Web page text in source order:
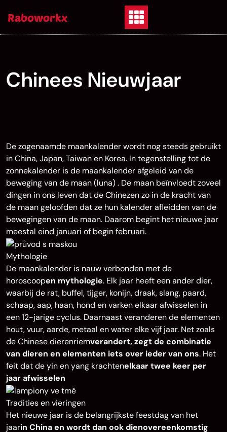
Raboworkx
Chinees Nieuwjaar
De zogenaamde maankalender wordt nog steeds gebruikt
in China, Japan, Taiwan en Korea. In tegenstelling tot de
zonnekalender is de maankalender afgeleid van de
beweging van de maan (luna). De maan beïnvloedt zoveel
dingen in ons leven dat de Chinezen zo in de kracht van
de maan geloofden dat ze hun kalender afleidden van de
bewegingen van de maan. Daarom begint het nieuwe jaar
meestal eind januari of begin februari.
Mythologie
De maankalender is nauw verbonden met de
horoscoopen mythologie. Elk jaar heeft een ander dier,
waarbij de rat, buffel, tijger, konijn, draak, slang, paard,
schaap, aap, haan, hond en varken elkaar afwisselen in
een 12-jarige cyclus. Daarnaast veranderen de elementen
hout, vuur, aarde, metaal en water elke vijf jaar. Net zoals
de Chinese dierenriemverandert, zegt de combinatie
van dieren en elementen iets over ieder van ons. Het
feit dat de yin en yang krachtenelkaar twee keer per
jaar afwisselen
Tradities en vieringen
Het nieuwe jaar is de belangrijkste feestdag van het
jaarin China en wordt dan ook dienovereenkomstig